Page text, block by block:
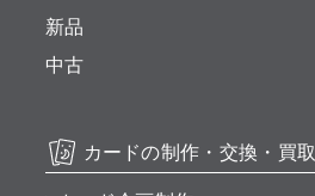
新品
中古
カードの制作・交換・買取